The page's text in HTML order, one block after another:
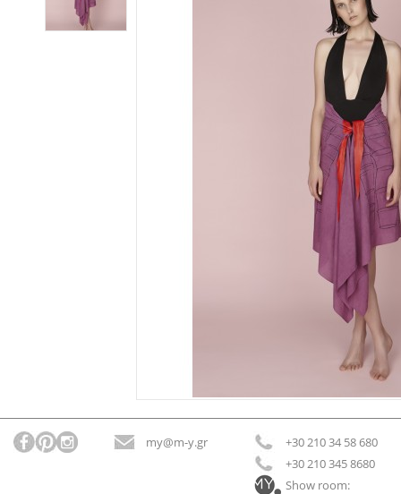
my@m-y.gr
+30 210 34 58 680
+30 210 345 8680
Show room: